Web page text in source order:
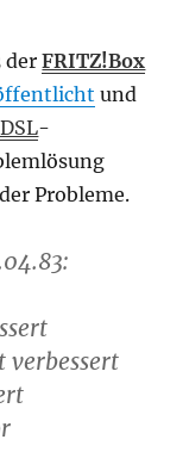
derFRITZ!Box
und
-
Probleme.